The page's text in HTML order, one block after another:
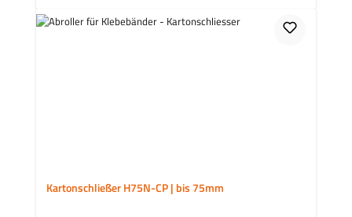
Kartonschließer H75N-CP | bis 75mm